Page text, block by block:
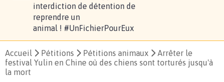
interdiction de détention de
reprendre un
animal ! #UnFichierPourEux
Accueil Pétitions Pétitions animaux
Arrêter le
festival Yulin en Chine où des chiens sont torturés jusqu'à
la mort